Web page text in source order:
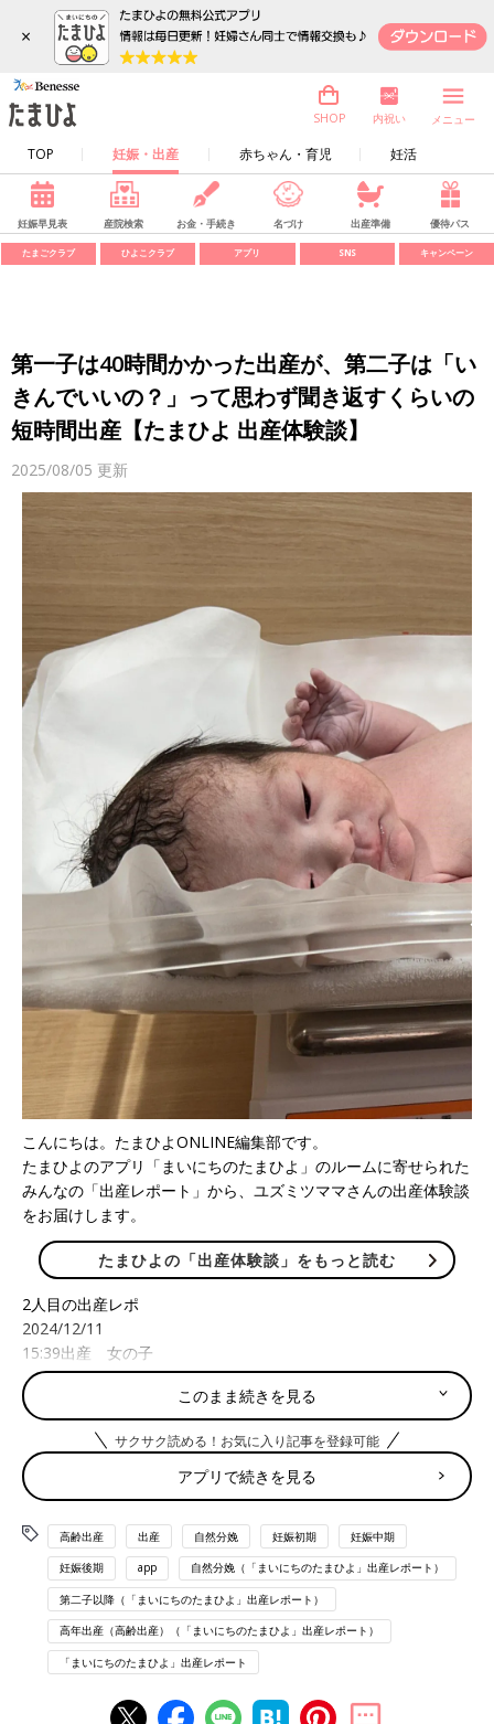
×
TOP 妊娠・出産 赤ちゃん・育児 妊活
SHOP 内祝い メニュー
妊娠早見表 産院検索 お金・手続き 名づけ 出産準備 優待パス
たまごクラブ ひよこクラブ アプリ SNS キャンペーン
第一子は40時間かかった出産が、第二子は「い
きんでいいの？」って思わず聞き返すくらいの
短時間出産【たまひよ 出産体験談】
2025/08/05 更新
こんにちは。たまひよONLINE編集部です。
たまひよのアプリ「まいにちのたまひよ」のルームに寄せられた
みんなの「出産レポート」から、ユズミツママさんの出産体験談
をお届けします。
たまひよの「出産体験談」をもっと読む
2人目の出産レポ
2024/12/11
15:39出産 女の子
2024/12/5〜12/6
むくみが酷く吐き気も酷かったので先生に相談し、予定日の1週
間前に2日間陣痛誘発剤を使うも本陣痛も来なかったので帰宅。
(子宮口の開き2cm)
→これは、かなり精神的に辛かった。
けど、実家の母が仕事を調節して早めに来てくれたので、帰宅し
てからは、次の健診まで毎日2時間強の散歩を午前午後実施
2024/12/10
エコーでは3800gあり、羊水が若干多めなのを確認→翌日に再度
誘発剤に挑戦する事を決める(子宮口の開き2cm)
このまま続きを見る
サクサク読める！お気に入り記事を登録可能
アプリで続きを見る
高齢出産 出産 自然分娩 妊娠初期 妊娠中期
妊娠後期 app 自然分娩（「まいにちのたまひよ」出産レポート）
第二子以降（「まいにちのたまひよ」出産レポート）
高年出産（高齢出産）（「まいにちのたまひよ」出産レポート）
「まいにちのたまひよ」出産レポート